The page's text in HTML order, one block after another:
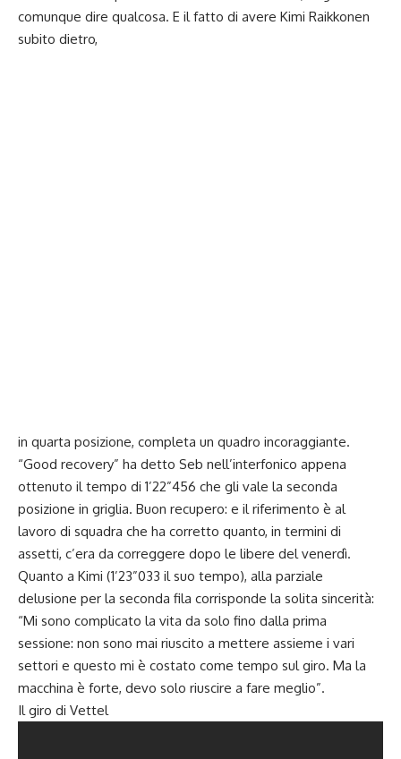
comunque dire qualcosa. E il fatto di avere Kimi Raikkonen
subito dietro,
in quarta posizione, completa un quadro incoraggiante.
“Good recovery” ha detto Seb nell’interfonico appena
ottenuto il tempo di 1’22”456 che gli vale la seconda
posizione in griglia. Buon recupero: e il riferimento è al
lavoro di squadra che ha corretto quanto, in termini di
assetti, c’era da correggere dopo le libere del venerdì.
Quanto a Kimi (1’23”033 il suo tempo), alla parziale
delusione per la seconda fila corrisponde la solita sincerità:
“Mi sono complicato la vita da solo fino dalla prima
sessione: non sono mai riuscito a mettere assieme i vari
settori e questo mi è costato come tempo sul giro. Ma la
macchina è forte, devo solo riuscire a fare meglio”.
Il giro di Vettel